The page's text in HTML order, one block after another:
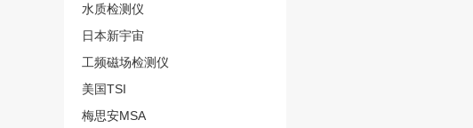
水质检测仪
日本新宇宙
工频磁场检测仪
美国TSI
梅思安MSA